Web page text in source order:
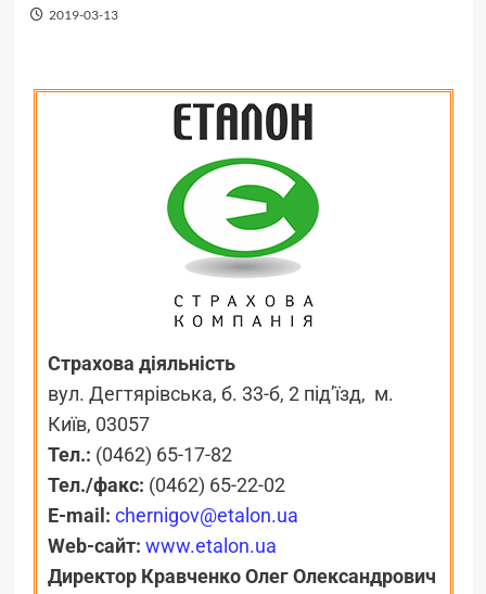
2019-03-13
Страхова діяльність
вул. Дегтярівська, б. 33-б, 2 під’їзд, м.
Київ, 03057
Тел.: (0462) 65-17-82
Тел./факс: (0462) 65-22-02
E-mail: chernigov@etalon.ua
Web-сайт: www.etalon.ua
Директор Кравченко Олег Олександрович